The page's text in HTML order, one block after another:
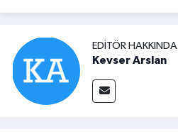
EDITÖR HAKKINDA
Kevser Arslan